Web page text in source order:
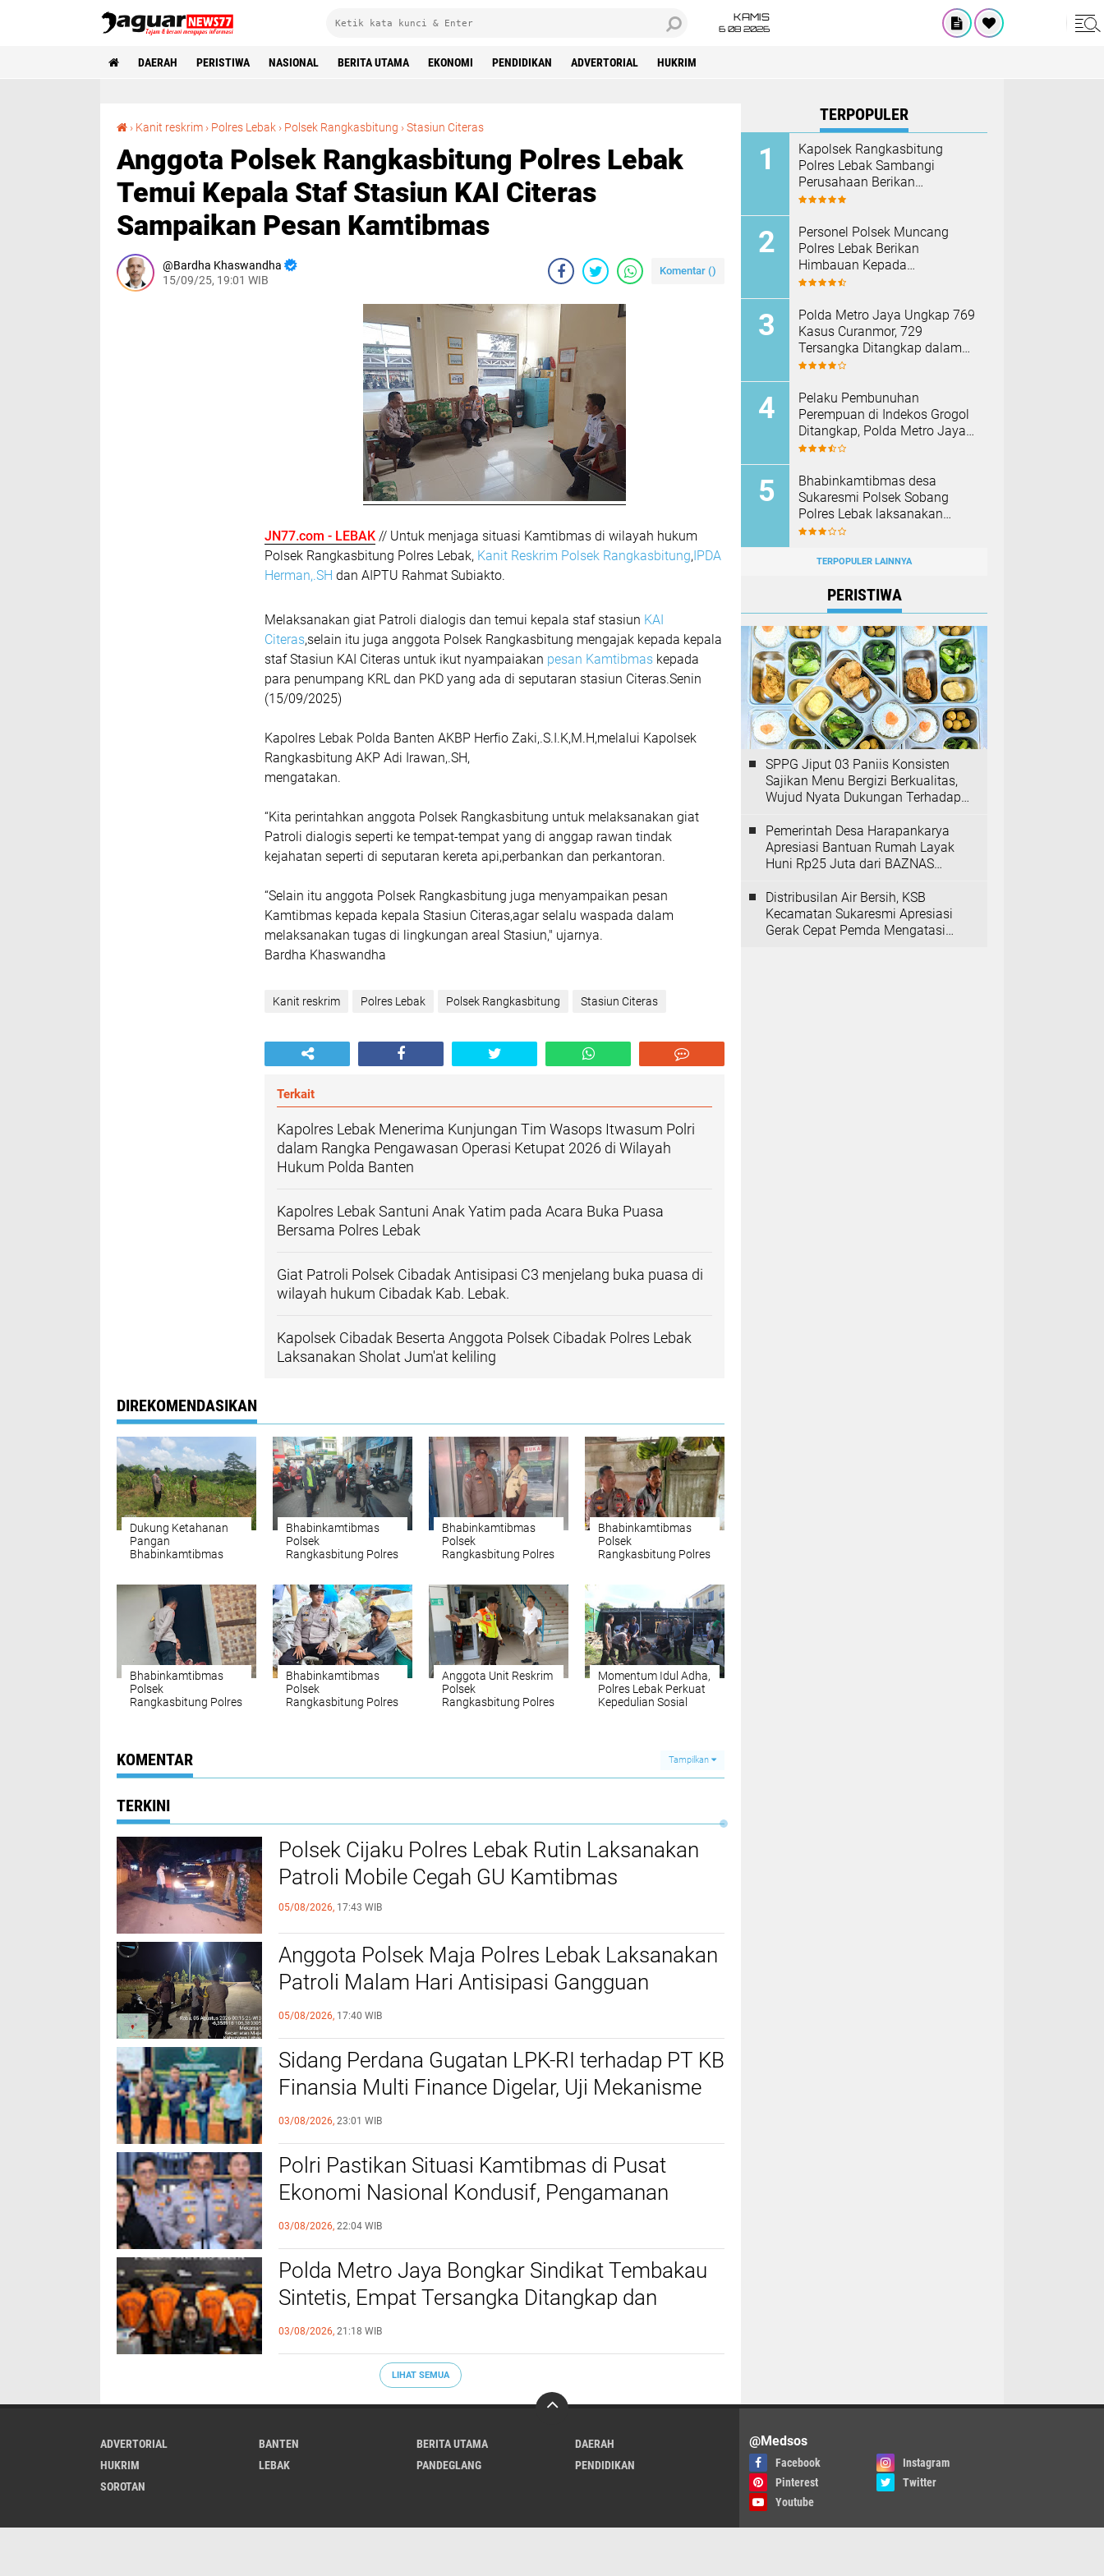
KAMIS
6 08 2026
DAERAH PERISTIWA NASIONAL BERITA UTAMA EKONOMI PENDIDIKAN ADVERTORIAL HUKRIM
› Kanit reskrim › Polres Lebak › Polsek Rangkasbitung ›Stasiun Citeras
Anggota Polsek Rangkasbitung Polres Lebak
Temui Kepala Staf Stasiun KAI Citeras
Sampaikan Pesan Kamtibmas
Bardha Khaswandha
15/09/25, 19:01 WIB
Komentar ()
JN77.com - LEBAK // Untuk menjaga situasi Kamtibmas di wilayah hukum
Polsek Rangkasbitung Polres Lebak, Kanit Reskrim Polsek Rangkasbitung,IPDA
Herman,.SH dan AIPTU Rahmat Subiakto.
Melaksanakan giat Patroli dialogis dan temui kepala staf stasiun KAI
Citeras,selain itu juga anggota Polsek Rangkasbitung mengajak kepada kepala
staf Stasiun KAI Citeras untuk ikut nyampaiakan pesan Kamtibmas kepada
para penumpang KRL dan PKD yang ada di seputaran stasiun Citeras.Senin
(15/09/2025)
Kapolres Lebak Polda Banten AKBP Herfio Zaki,.S.I.K,M.H,melalui Kapolsek
Rangkasbitung AKP Adi Irawan,.SH,
mengatakan.
“Kita perintahkan anggota Polsek Rangkasbitung untuk melaksanakan giat
Patroli dialogis seperti ke tempat-tempat yang di anggap rawan tindak
kejahatan seperti di seputaran kereta api,perbankan dan perkantoran.
“Selain itu anggota Polsek Rangkasbitung juga menyampaikan pesan
Kamtibmas kepada kepala Stasiun Citeras,agar selalu waspada dalam
melaksanakan tugas di lingkungan areal Stasiun," ujarnya.
Bardha Khaswandha
Kanit reskrim Polres Lebak Polsek Rangkasbitung Stasiun Citeras
Terkait
Kapolres Lebak Menerima Kunjungan Tim Wasops Itwasum Polri
dalam Rangka Pengawasan Operasi Ketupat 2026 di Wilayah
Hukum Polda Banten
Kapolres Lebak Santuni Anak Yatim pada Acara Buka Puasa
Bersama Polres Lebak
Giat Patroli Polsek Cibadak Antisipasi C3 menjelang buka puasa di
wilayah hukum Cibadak Kab. Lebak.
Kapolsek Cibadak Beserta Anggota Polsek Cibadak Polres Lebak
Laksanakan Sholat Jum'at keliling
DIREKOMENDASIKAN
Dukung Ketahanan
Pangan
Bhabinkamtibmas
Petani Jagung Dan
Singkong
Bhabinkamtibmas
Polsek
Rangkasbitung Polres
Bhabinkamtibmas
Polsek
Rangkasbitung Polres
Satpam FIF
Bhabinkamtibmas
Polsek
Rangkasbitung Polres
Bhabinkamtibmas
Polsek
Rangkasbitung Polres
Bhabinkamtibmas
Polsek
Rangkasbitung Polres
Anggota Unit Reskrim
Polsek
Rangkasbitung Polres
Momentum Idul Adha,
Polres Lebak Perkuat
Kepedulian Sosial
KOMENTAR Tampilkan
TERKINI
Polsek Cijaku Polres Lebak Rutin Laksanakan
Patroli Mobile Cegah GU Kamtibmas
05/08/2026, 17:43 WIB
Anggota Polsek Maja Polres Lebak Laksanakan
Patroli Malam Hari Antisipasi Gangguan
Kamtibmas
05/08/2026, 17:40 WIB
Sidang Perdana Gugatan LPK-RI terhadap PT KB
Finansia Multi Finance Digelar, Uji Mekanisme
Jaminan Fidusia Jadi Sorotan
03/08/2026, 23:01 WIB
‎Polri Pastikan Situasi Kamtibmas di Pusat
Ekonomi Nasional Kondusif, Pengamanan
Objek Vital Diperketat
03/08/2026, 22:04 WIB
‎Polda Metro Jaya Bongkar Sindikat Tembakau
Sintetis, Empat Tersangka Ditangkap dan
Hampir Satu Kilogram Barang Bukti Disita
03/08/2026, 21:18 WIB
LIHAT SEMUA
TERPOPULER
Kapolsek Rangkasbitung
Polres Lebak Sambangi
Perusahaan Berikan
Himbauan Cegah Kebakaran
Personel Polsek Muncang
Polres Lebak Berikan
Himbauan Kepada
Masyarakat Agar Tidak
Polda Metro Jaya Ungkap 769
Kasus Curanmor, 729
Tersangka Ditangkap dalam
Operasi Berantas Jaya 2026‎
Pelaku Pembunuhan
Perempuan di Indekos Grogol
Ditangkap, Polda Metro Jaya
Sita Palu dan Sejumlah
Bhabinkamtibmas desa
Sukaresmi Polsek Sobang
Polres Lebak laksanakan
Sambang di Desa binaanya
TERPOPULER LAINNYA
PERISTIWA
SPPG Jiput 03 Paniis Konsisten
Sajikan Menu Bergizi Berkualitas,
Wujud Nyata Dukungan Terhadap
Pemerintah Desa Harapankarya
Apresiasi Bantuan Rumah Layak
Huni Rp25 Juta dari BAZNAS
Distribusilan Air Bersih, KSB
Kecamatan Sukaresmi Apresiasi
Gerak Cepat Pemda Mengatasi
ADVERTORIAL BANTEN BERITA UTAMA
DAERAH
HUKRIM
LEBAK PANDEGLANG
PENDIDIKAN
SOROTAN
@Medsos
Facebook
Instagram
Pinterest
Twitter
Youtube